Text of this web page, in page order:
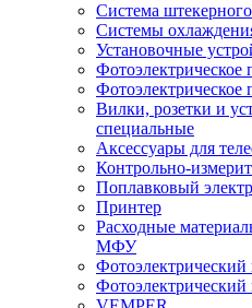
Система
Системы
Установочные
Фотоэлектрическое
Фотоэлектрическое
Вилки, розетки и
специальные
Аксессуары для
Контрольно-
Поплавковый
Принтер
Расходные
МФУ
Фотоэлектрический
Фотоэлектрический